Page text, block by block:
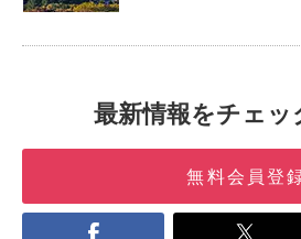
最新情報をチェッ
無料会員登